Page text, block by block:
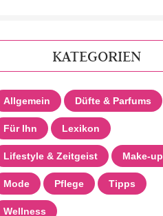
KATEGORIEN
Allgemein Düfte & Parfums
Für Ihn Lexikon
Lifestyle & Zeitgeist Make-up
Mode Pflege Tipps
Wellness